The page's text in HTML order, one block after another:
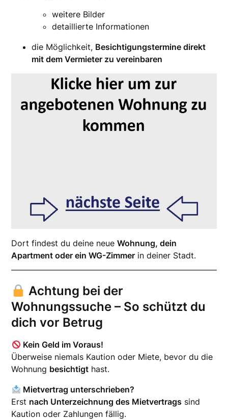
weitere Bilder
detaillierte Informationen
die Möglichkeit, Besichtigungstermine direkt
mit dem Vermieter zu vereinbaren
Dort findest du deine neueWohnung, dein
Apartment oder ein WG-Zimmer in deiner Stadt.
Achtung bei der
Wohnungssuche – So schützt du
dich vor Betrug
Kein Geld im Voraus!
Überweise niemals Kaution oder Miete, bevor du die
Wohnung besichtigt hast.
Mietvertrag unterschrieben?
Erst nach Unterzeichnung des Mietvertrags sind
Kaution oder Zahlungen fällig.